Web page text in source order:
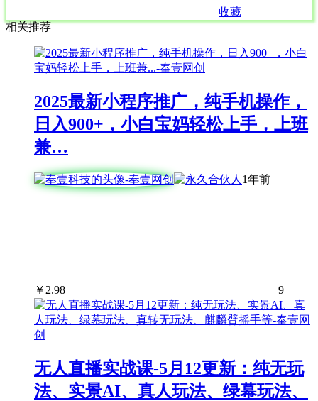
收藏
相关推荐
2025最新小程序推广，纯手机操作，
日入900+，小白宝妈轻松上手，上班
兼…
1年前
￥ 2.98 9
无人直播实战课-5月12更新：纯无玩
法、实景AI、真人玩法、绿幕玩法、